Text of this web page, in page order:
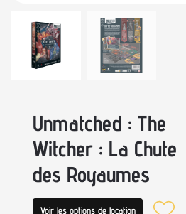
Unmatched : The
Witcher : La Chute
des Royaumes
Voir les options de location